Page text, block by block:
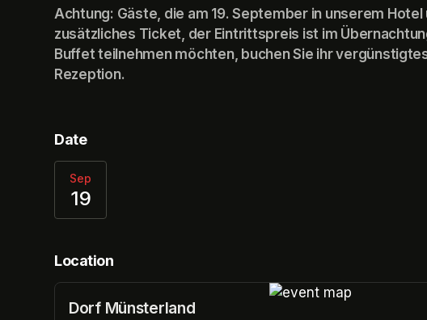
Achtung: Gäste, die am 19. September in unserem
zusätzliches Ticket, der Eintrittspreis ist im
Buffet teilnehmen möchten, buchen Sie ihr
Rezeption.
Date
Sep
19
Location
Dorf Münsterland